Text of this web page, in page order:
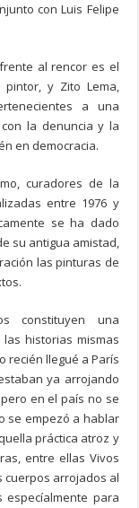
con Luis Felipe
al rencor es el
pintor, y Zito Lema,
a una
la denuncia y la
en democracia.
curadores de la
entre 1976 y
se ha dado
su antigua amistad,
las pinturas de
constituyen una
historias mismas
recién llegué a París
ya arrojando
en el país no se
se empezó a hablar
práctica atroz y
entre ellas Vivos
cuerpos arrojados al
especíalmente para